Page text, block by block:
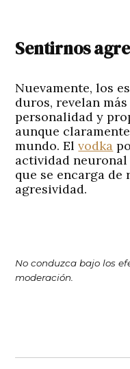
Sentirnos
Nuevamente, los
duros, revelan
personalidad y
aunque
mundo. Elvodka
actividad
que se encarga
agresividad.
No conduzca bajo los
moderación.